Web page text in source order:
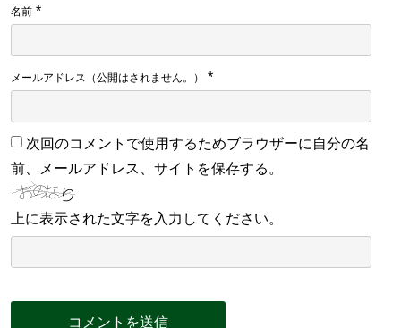
名前 *
メールアドレス（公開はされません。） *
次回のコメントで使用するためブラウザーに自分の名
前、メールアドレス、サイトを保存する。
上に表示された文字を入力してください。